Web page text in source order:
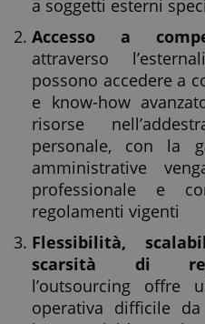
a soggetti esterni
Accesso a
attraverso
possono accedere a
e know-how
risorse
personale, con la
amministrative
professionale e
regolamenti vigenti
Flessibilità,
scarsità di
l’outsourcing offre
operativa difficile